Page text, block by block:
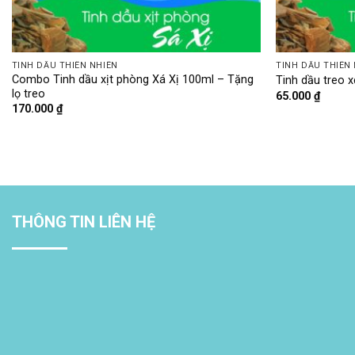
TINH DẦU THIÊN NHIÊN
Combo Tinh dầu xịt phòng Xá Xị 100ml – Tặng
lọ treo
170.000 ₫
TINH DẦU THIÊN
Tinh dầu treo
65.000₫
THÔNG TIN LIÊN HỆ